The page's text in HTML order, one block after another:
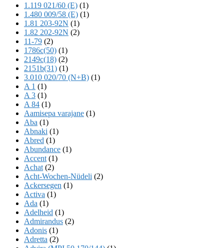
1.119 021/60 (E) (1)
1.480 009/58 (E) (1)
1.81 203-92N (1)
1.82 202-92N (2)
11-79 (2)
1786c(50) (1)
2149c(18) (2)
2151b(31) (1)
3.010 020/70 (N+B) (1)
A 1 (1)
A 3 (1)
A 84 (1)
Aamisepa varajane (1)
Aba (1)
Abnaki (1)
Abred (1)
Abundance (1)
Accent (1)
Achat (2)
Acht-Wochen-Nüdeli (2)
Ackersegen (1)
Activa (1)
Ada (1)
Adelheid (1)
Admirandus (2)
Adonis (1)
Adretta (2)